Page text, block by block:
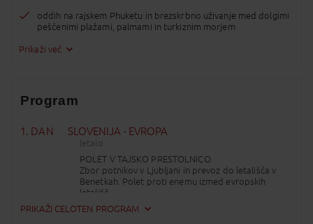
oddih na rajskem Phuketu in brezskrbno uživanje med dolgimi
peščenimi plažami, palmami in turkiznim morjem
Prikaži več
Program
1. DAN SLOVENIJA - EVROPA
letalo
POLET V TAJSKO PRESTOLNICO
Zbor potnikov v Ljubljani in prevoz do letališča v
Benetkah. Polet proti enemu izmed evropskih
letališč.
PRIKAŽI CELOTEN PROGRAM